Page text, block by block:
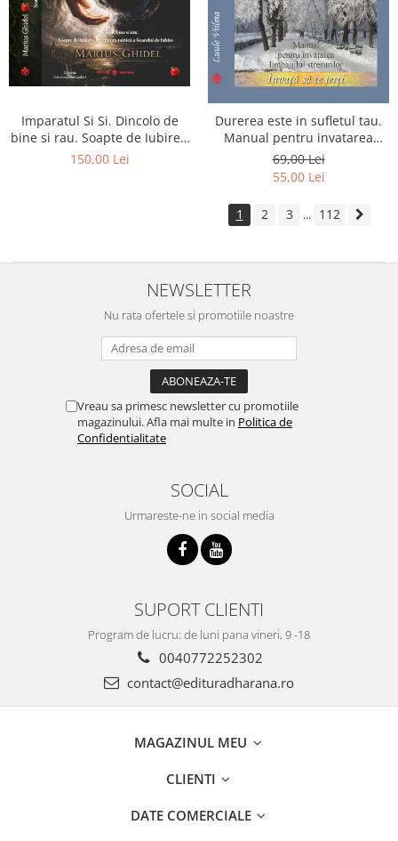
Imparatul Si Si. Dincolo de
bine si rau. Soapte de Iubire -
Invatatura tainica a Soarelui
150,00 Lei
Durerea este in sufletul tau.
Manual pentru invatarea
limbajului stresurilor Seria
Invata sa te Ierti Luule Viilma
69,00 Lei
55,00 Lei
1 2 3 ... 112
NEWSLETTER
Nu rata ofertele si promotiile noastre
Vreau sa primesc newsletter cu promotiile
magazinului. Afla mai multe in Politica de
Confidentialitate
SOCIAL
Urmareste-ne in social media
SUPORT CLIENTI
Program de lucru: de luni pana vineri, 9 -18
0040772252302
contact@edituradharana.ro
MAGAZINUL MEU
CLIENTI
DATE COMERCIALE